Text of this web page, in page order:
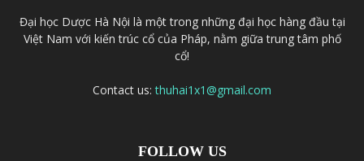
Đại học Dược Hà Nội là một trong những đại học hàng đầu tại
Việt Nam với kiến trúc cổ của Pháp, nằm giữa trung tâm phố
cổ!
Contact us:thuhai1x1@gmail.com
FOLLOW US